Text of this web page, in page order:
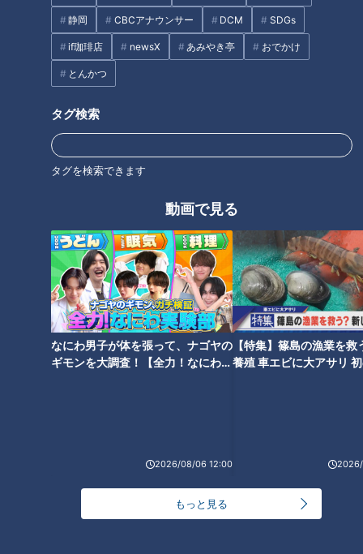
静岡 CBCアナウンサー DCM SDGs
if珈琲店 newsX あみやき亭 おでかけ
とんかつ
タグ検索
タグを検索できます
動画で見る
なにわ男子が体を張って、ナゴヤの
ギモンを大調査！【全力！なにわ実
2026/08/06 12:00
【特集】篠島の漁業を救
養殖 車エビに大アサリ
もっと見る
スポーツ 中日ドラゴンズ サンデードラゴンズ
サンドラを観られなかった全国のドラ友と共有したい番組のコト
福永裕基
オススメ関連コンテンツ
「実は3回泣いているんです」
中日小笠原慎之介、今だから語
る！開幕戦“涙の145球”の真実
プロ初打席でＨＲもその後苦し
い二軍生活…竜に移籍後は「野
球をやっている実感がある」
細川成也の今
んじゃないのか？」 ドラゴンズ
死球死球四球四球！どうした立
浪ドラゴンズ？ため息と怒りの
「昇竜デー」ドーム観戦記